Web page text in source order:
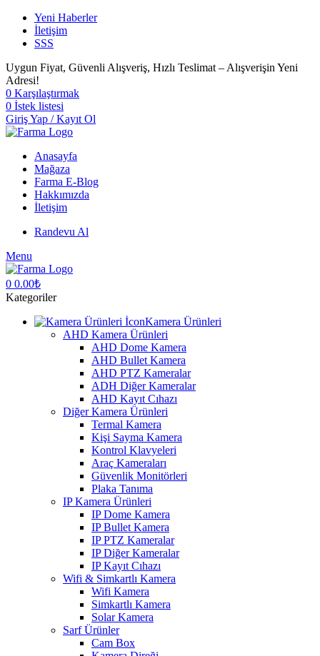
Yeni Haberler
İletişim
SSS
Uygun Fiyat, Güvenli Alışveriş, Hızlı Teslimat – Alışverişin Yeni
Adresi!
0 Karşılaştırmak
0 İstek listesi
Giriş Yap / Kayıt Ol
Anasayfa
Mağaza
Farma E-Blog
Hakkımızda
İletişim
Randevu Al
Menu
0 0.00₺
Kategoriler
Kamera Ürünleri
AHD Kamera Ürünleri
AHD Dome Kamera
AHD Bullet Kamera
AHD PTZ Kameralar
ADH Diğer Kameralar
AHD Kayıt Cıhazı
Diğer Kamera Ürünleri
Termal Kamera
Kişi Sayma Kamera
Kontrol Klavyeleri
Araç Kameraları
Güvenlik Monitörleri
Plaka Tanıma
IP Kamera Ürünleri
IP Dome Kamera
IP Bullet Kamera
IP PTZ Kameralar
IP Diğer Kameralar
IP Kayıt Cıhazı
Wifi & Simkartlı Kamera
Wifi Kamera
Simkartlı Kamera
Solar Kamera
Sarf Ürünler
Cam Box